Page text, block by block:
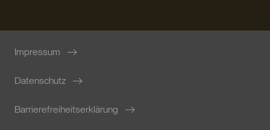
Impressum
Datenschutz
Barrierefreiheitserklärung